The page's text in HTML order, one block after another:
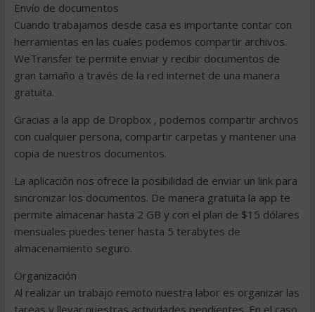
Envío de documentos
Cuando trabajamos desde casa es importante contar con
herramientas en las cuales podemos compartir archivos.
WeTransfer te permite enviar y recibir documentos de
gran tamaño a través de la red internet de una manera
gratuita.
Gracias a la app de Dropbox , podemos compartir archivos
con cualquier persona, compartir carpetas y mantener una
copia de nuestros documentos.
La aplicación nos ofrece la posibilidad de enviar un link para
sincronizar los documentos. De manera gratuita la app te
permite almacenar hasta 2 GB y con el plan de $15 dólares
mensuales puedes tener hasta 5 terabytes de
almacenamiento seguro.
Organización
Al realizar un trabajo remoto nuestra labor es organizar las
tareas y llevar nuestras actividades pendientes. En el caso